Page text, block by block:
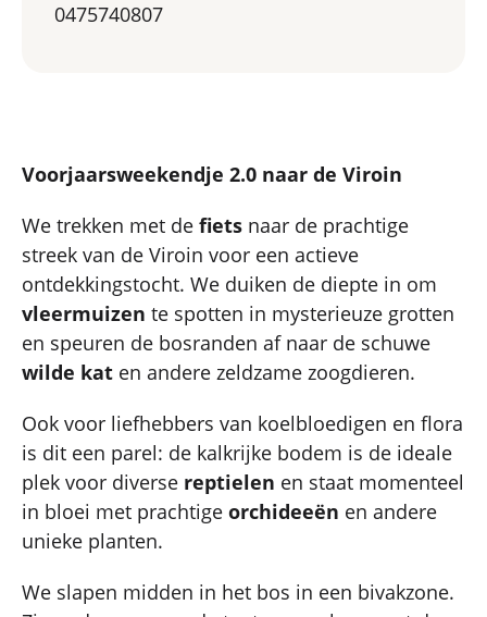
0475740807
Voorjaarsweekendje 2.0 naar de Viroin
We trekken met de fiets naar de prachtige
streek van de Viroin voor een actieve
ontdekkingstocht. We duiken de diepte in om
vleermuizen te spotten in mysterieuze grotten
en speuren de bosranden af naar de schuwe
wilde kat en andere zeldzame zoogdieren.
Ook voor liefhebbers van koelbloedigen en flora
is dit een parel: de kalkrijke bodem is de ideale
plek voor diverse reptielen en staat momenteel
in bloei met prachtige orchideeën en andere
unieke planten.
We slapen midden in het bos in een bivakzone.